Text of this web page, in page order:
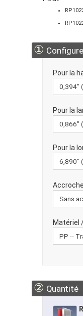
①
Pour la
Pour la
Pour la
Accroche
Matériel
② Quantité